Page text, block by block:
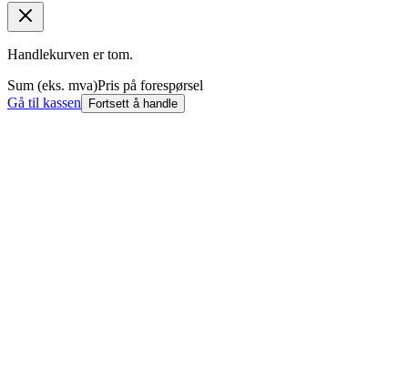
Handlekurven er tom.
Sum (eks. mva)Pris på forespørsel
Gå til kassen
Fortsett å handle